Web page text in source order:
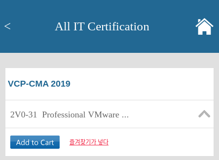
< All IT Certification
VCP-CMA 2019
2V0-31 Professional VMware ...
즐겨찾기가 넣다